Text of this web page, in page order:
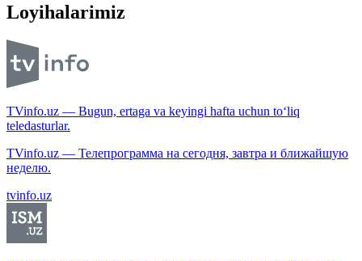
Loyihalarimiz
TVinfo.uz — Bugun, ertaga va keyingi hafta uchun to‘liq
teledasturlar.
TVinfo.uz — Телепрограмма на сегодня, завтра и ближайшую
неделю.
tvinfo.uz